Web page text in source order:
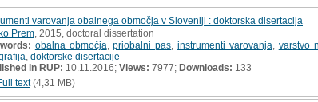
varovanja obalnega območja v Sloveniji : doktorska disertacija
Prem , 2015, doctoral dissertation
obalna območja ,priobalni pas ,instrumenti varovanja varstvo
doktorske disertacije
in RUP: 10.11.2016; Views: 7977; Downloads: 133
text(4,31 MB)